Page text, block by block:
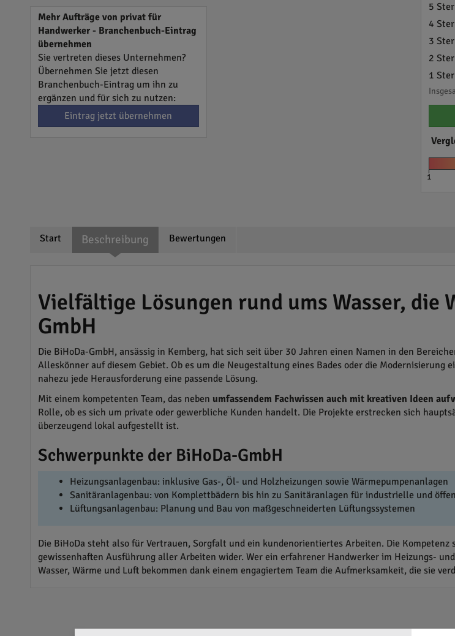
Mehr Aufträge von privat für
Handwerker - Branchenbuch-Eintrag
übernehmen
Sie vertreten dieses Unternehmen?
Übernehmen Sie jetzt diesen
Branchenbuch-Eintrag um ihn zu
ergänzen und für sich zu nutzen:
Eintrag jetzt übernehmen
5
4
3
2
1
1
Start Beschreibung Bewertungen
Vielfältige Lösungen rund ums Wasser, die
GmbH
Die BiHoDa-GmbH, ansässig in Kemberg, hat sich seit über 30 Jahren einen Namen in den
Alleskönner auf diesem Gebiet. Ob es um die Neugestaltung eines Bades oder die
nahezu jede Herausforderung eine passende Lösung.
Mit einem kompetenten Team, das neben umfassendem Fachwissen auch mit kreativen Ideen
Rolle, ob es sich um private oder gewerbliche Kunden handelt. Die Projekte erstrecken sich
überzeugend lokal aufgestellt ist.
Schwerpunkte der BiHoDa-GmbH
Heizungsanlagenbau: inklusive Gas-, Öl- und Holzheizungen sowie Wärmepumpenanlagen
Sanitäranlagenbau: von Komplettbädern bis hin zu Sanitäranlagen für industrielle und
Lüftungsanlagenbau: Planung und Bau von maßgeschneiderten Lüftungssystemen
Die BiHoDa steht also für Vertrauen, Sorgfalt und ein kundenorientiertes Arbeiten. Die
gewissenhaften Ausführung aller Arbeiten wider. Wer ein erfahrener Handwerker im Heizungs-
Wasser, Wärme und Luft bekommen dank einem engagiertem Team die Aufmerksamkeit, die sie